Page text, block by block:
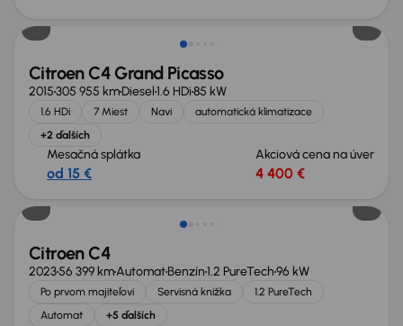
Citroen C4 Grand Picasso
2015305 955 kmDiesel1.6 HDi85 kW
1.6 HDi 7 Miest Navi
automatická klimatizace
+2 ďalších
Mesačná splátka
od 15 €
Akciová cena na úver
4 400 €
Možnosť odpočtu DPH
Citroen C4
202356 399 kmAutomatBenzín1.2 PureTech96 kW
Po prvom majiteľovi Servisná knižka
1.2 PureTech
Automat
+5 ďalších